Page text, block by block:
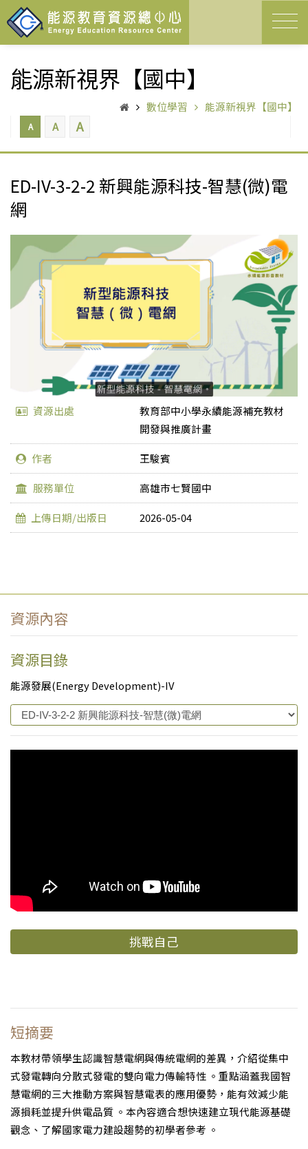
能源新視界【國中】
數位學習 能源新視界【國中】
A A A
ED-IV-3-2-2 新興能源科技-智慧(微)電
網
資源出處
教育部中小學永續能源補充教材
開發與推廣計畫
作者 王駿賓
服務單位 高雄市七賢國中
上傳日期/出版日 2026-05-04
資源內容
資源目錄
能源發展(Energy Development)-IV
挑戰自己
短摘要
本教材帶領學生認識智慧電網與傳統電網的差異，介紹從集中
式發電轉向分散式發電的雙向電力傳輸特性 。重點涵蓋我國智
慧電網的三大推動方案與智慧電表的應用優勢，能有效減少能
源損耗並提升供電品質 。本內容適合想快速建立現代能源基礎
觀念、了解國家電力建設趨勢的初學者參考 。